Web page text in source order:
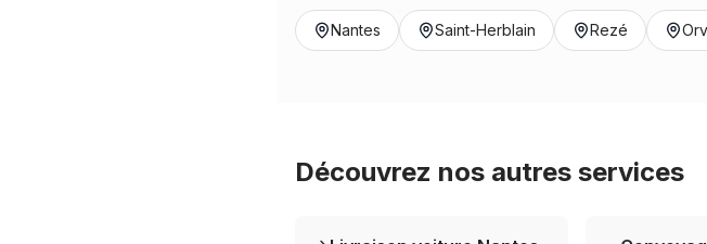
Nantes Saint-Herblain Rezé
Découvrez nos autres services